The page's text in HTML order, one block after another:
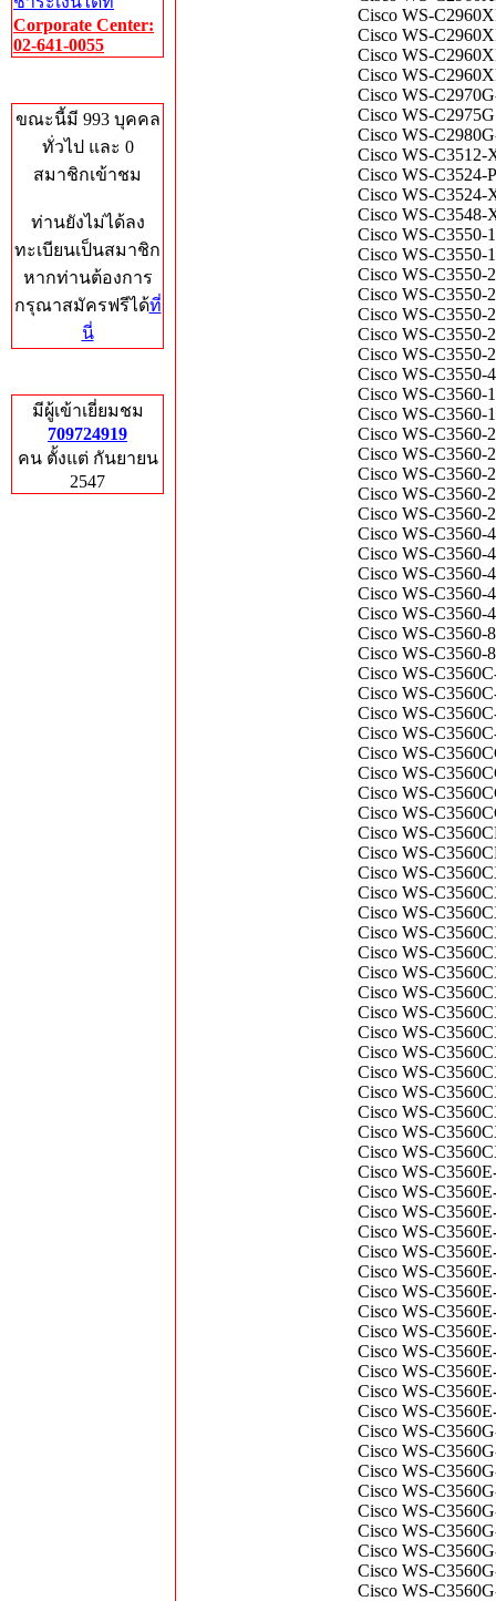
Corporate Center:
02-641-0055
ขณะนี้มี 993 บุคคล
ทั่วไป และ 0
สมาชิกเข้าชม
ท่านยังไม่ได้ลง
ทะเบียนเป็นสมาชิก
หากท่านต้องการ
กรุณาสมัครฟรีได้ที่
นี่
มีผู้เข้าเยี่ยมชม
709724919
คน ตั้งแต่ กันยายน
2547
Cisco WS-
Cisco WS-
Cisco WS-
Cisco WS-
Cisco WS-
Cisco WS-
Cisco WS-
Cisco WS-C3512-
Cisco WS-
Cisco WS-
Cisco WS-C3548-
Cisco WS-C3550-
Cisco WS-C3550-
Cisco WS-C3550-
Cisco WS-C3550-
Cisco WS-C3550-
Cisco WS-C3550-
Cisco WS-C3550-
Cisco WS-C3550-
Cisco WS-C3560-
Cisco WS-C3560-
Cisco WS-C3560-
Cisco WS-C3560-
Cisco WS-C3560-
Cisco WS-C3560-
Cisco WS-C3560-
Cisco WS-C3560-
Cisco WS-C3560-
Cisco WS-C3560-
Cisco WS-C3560-
Cisco WS-C3560-
Cisco WS-C3560-
Cisco WS-C3560-
Cisco WS-
Cisco WS-
Cisco WS-
Cisco WS-
Cisco WS-
Cisco WS-
Cisco WS-
Cisco WS-
Cisco WS-
Cisco WS-
Cisco WS-
Cisco WS-
Cisco WS-
Cisco WS-
Cisco WS-
Cisco WS-
Cisco WS-
Cisco WS-
Cisco WS-
Cisco WS-
Cisco WS-
Cisco WS-
Cisco WS-
Cisco WS-
Cisco WS-
Cisco WS-
Cisco WS-
Cisco WS-
Cisco WS-
Cisco WS-
Cisco WS-
Cisco WS-
Cisco WS-
Cisco WS-
Cisco WS-
Cisco WS-
Cisco WS-
Cisco WS-
Cisco WS-
Cisco WS-
Cisco WS-
Cisco WS-
Cisco WS-
Cisco WS-
Cisco WS-
Cisco WS-
Cisco WS-